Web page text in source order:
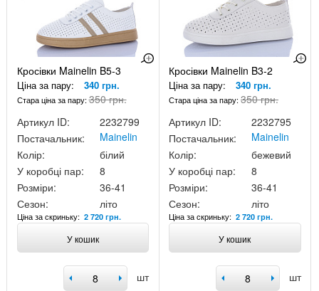
Кросівки Mainelin B5-3
Ціна за пару: 340 грн.
Стара ціна за пару:350 грн.
Артикул ID:
2232799
Постачальник:
Mainelin
Колір:
білий
У коробці пар:
8
Розміри:
36-41
Сезон:
літо
Ціна за скриньку: 2 720 грн.
У кошик
шт
Кросівки Mainelin B3-2
Ціна за пару: 340 грн.
Стара ціна за пару:350 грн.
Артикул ID:
2232795
Постачальник:
Mainelin
Колір:
бежевий
У коробці пар:
8
Розміри:
36-41
Сезон:
літо
Ціна за скриньку:2 720 грн.
У кошик
шт